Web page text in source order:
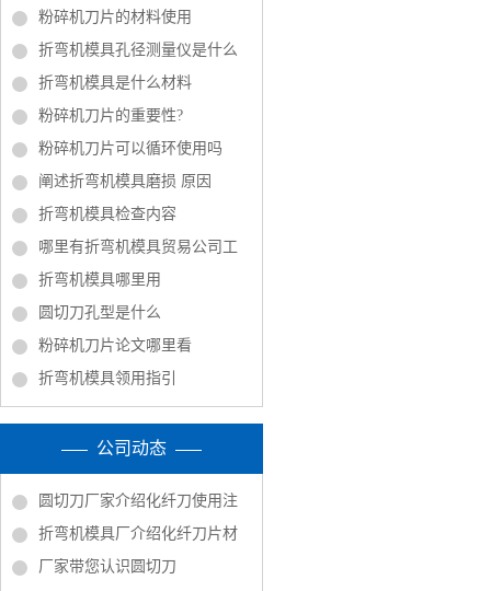
粉碎机刀片的材料使用
折弯机模具孔径测量仪是什么
折弯机模具是什么材料
粉碎机刀片的重要性?
粉碎机刀片可以循环使用吗
阐述折弯机模具磨损 原因
折弯机模具检查内容
哪里有折弯机模具贸易公司工
折弯机模具哪里用
圆切刀孔型是什么
粉碎机刀片论文哪里看
折弯机模具领用指引
公司动态
圆切刀厂家介绍化纤刀使用注
折弯机模具厂介绍化纤刀片材
厂家带您认识圆切刀